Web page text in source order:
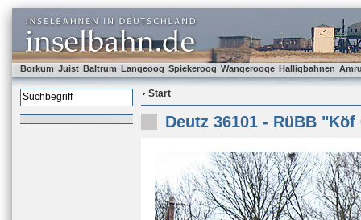
Borkum Juist Baltrum Langeoog Spiekeroog Wangerooge Halligbahnen
Start
Deutz 36101 - RüBB "Köf